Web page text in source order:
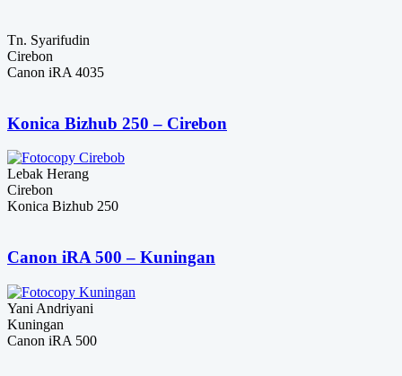
Tn. Syarifudin
Cirebon
Canon iRA 4035
Konica Bizhub 250 – Cirebon
Lebak Herang
Cirebon
Konica Bizhub 250
Canon iRA 500 – Kuningan
Yani Andriyani
Kuningan
Canon iRA 500